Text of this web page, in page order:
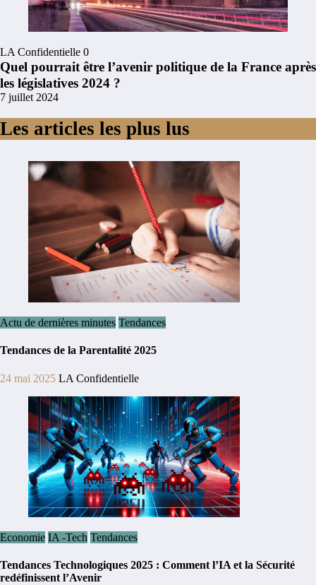
LA Confidentielle 0
Quel pourrait être l’avenir politique de la France après
les législatives 2024 ?
7 juillet 2024
Les articles les plus lus
Actu de dernières minutes Tendances
Tendances de la Parentalité 2025
24 mai 2025 LA Confidentielle
Economie IA -Tech Tendances
Tendances Technologiques 2025 : Comment l’IA et la Sécurité
redéfinissent l’Avenir